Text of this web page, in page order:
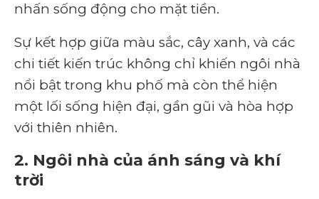
nhấn sống động cho mặt tiền.
Sự kết hợp giữa màu sắc, cây xanh, và các
chi tiết kiến trúc không chỉ khiến ngôi nhà
nổi bật trong khu phố mà còn thể hiện
một lối sống hiện đại, gần gũi và hòa hợp
với thiên nhiên.
2. Ngôi nhà của ánh sáng và khí
trời